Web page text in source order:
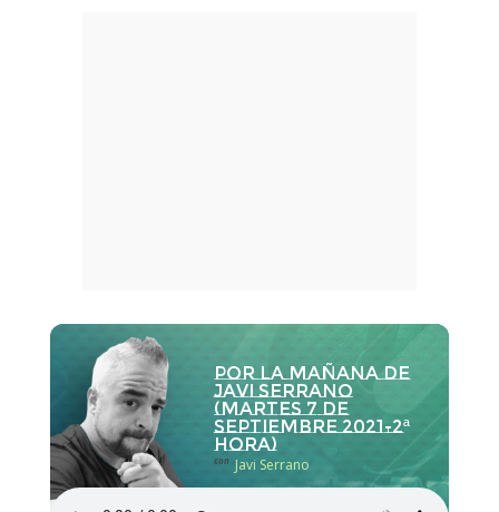
Por la Mañana de
Javi Serrano
(martes 7 de
septiembre 2021-2ª
hora)
con Javi Serrano